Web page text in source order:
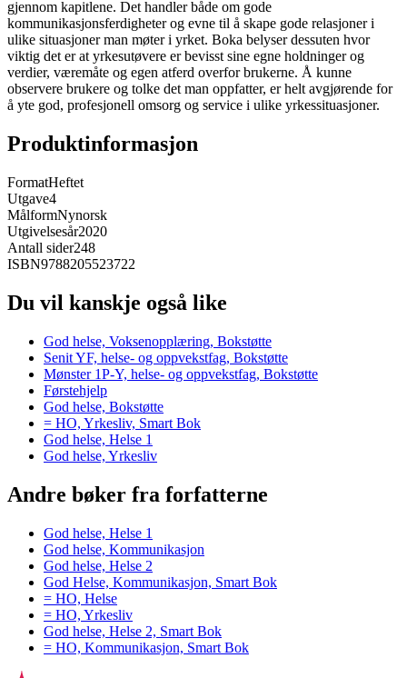
gjennom kapitlene. Det handler både om gode
kommunikasjonsferdigheter og evne til å skape gode relasjoner i
ulike situasjoner man møter i yrket. Boka belyser dessuten hvor
viktig det er at yrkesutøvere er bevisst sine egne holdninger og
verdier, væremåte og egen atferd overfor brukerne. Å kunne
observere brukere og tolke det man oppfatter, er helt avgjørende for
å yte god, profesjonell omsorg og service i ulike yrkessituasjoner.
Produktinformasjon
FormatHeftet
Utgave4
MålformNynorsk
Utgivelsesår2020
Antall sider248
ISBN9788205523722
Du vil kanskje også like
God helse, Voksenopplæring, Bokstøtte
Senit YF, helse- og oppvekstfag, Bokstøtte
Mønster 1P-Y, helse- og oppvekstfag, Bokstøtte
Førstehjelp
God helse, Bokstøtte
= HO, Yrkesliv, Smart Bok
God helse, Helse 1
God helse, Yrkesliv
Andre bøker fra forfatterne
God helse, Helse 1
God helse, Kommunikasjon
God helse, Helse 2
God Helse, Kommunikasjon, Smart Bok
= HO, Helse
= HO, Yrkesliv
God helse, Helse 2, Smart Bok
= HO, Kommunikasjon, Smart Bok